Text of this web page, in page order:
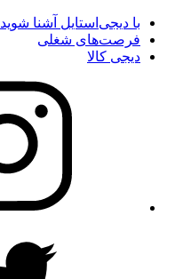
با دیجی‌استایل آشنا شوید
فرصت‌های شغلی
دیجی کالا